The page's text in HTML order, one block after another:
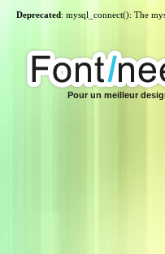
Deprecated: mysql_connect(): The
Pour un meilleur